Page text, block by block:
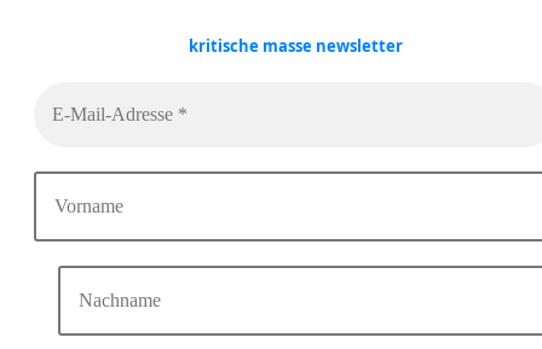
kritische masse newsletter